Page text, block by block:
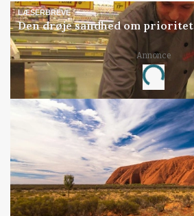
LÆSERBREVE
Den drøje sandhed om prioritet
Annonce
Loading...